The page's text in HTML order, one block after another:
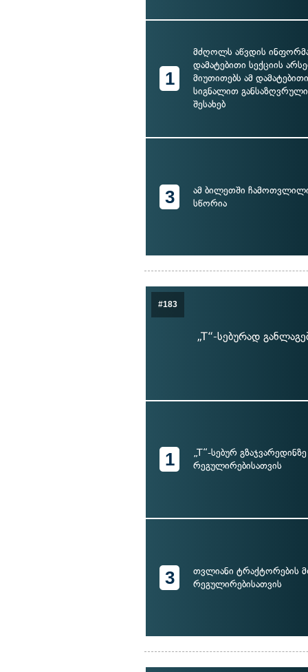
1
მძღოლს აწვდის
დამატებითი სექციის
მიუთითებს ამ
სიგნალით
შესახებ
3
ამ ბილეთში
სწორია
#183
„T“-სებურად
1
„T“-სებურ
რეგულირებისათვის
3
თვლიანი ტრაქტორების
რეგულირებისათვის